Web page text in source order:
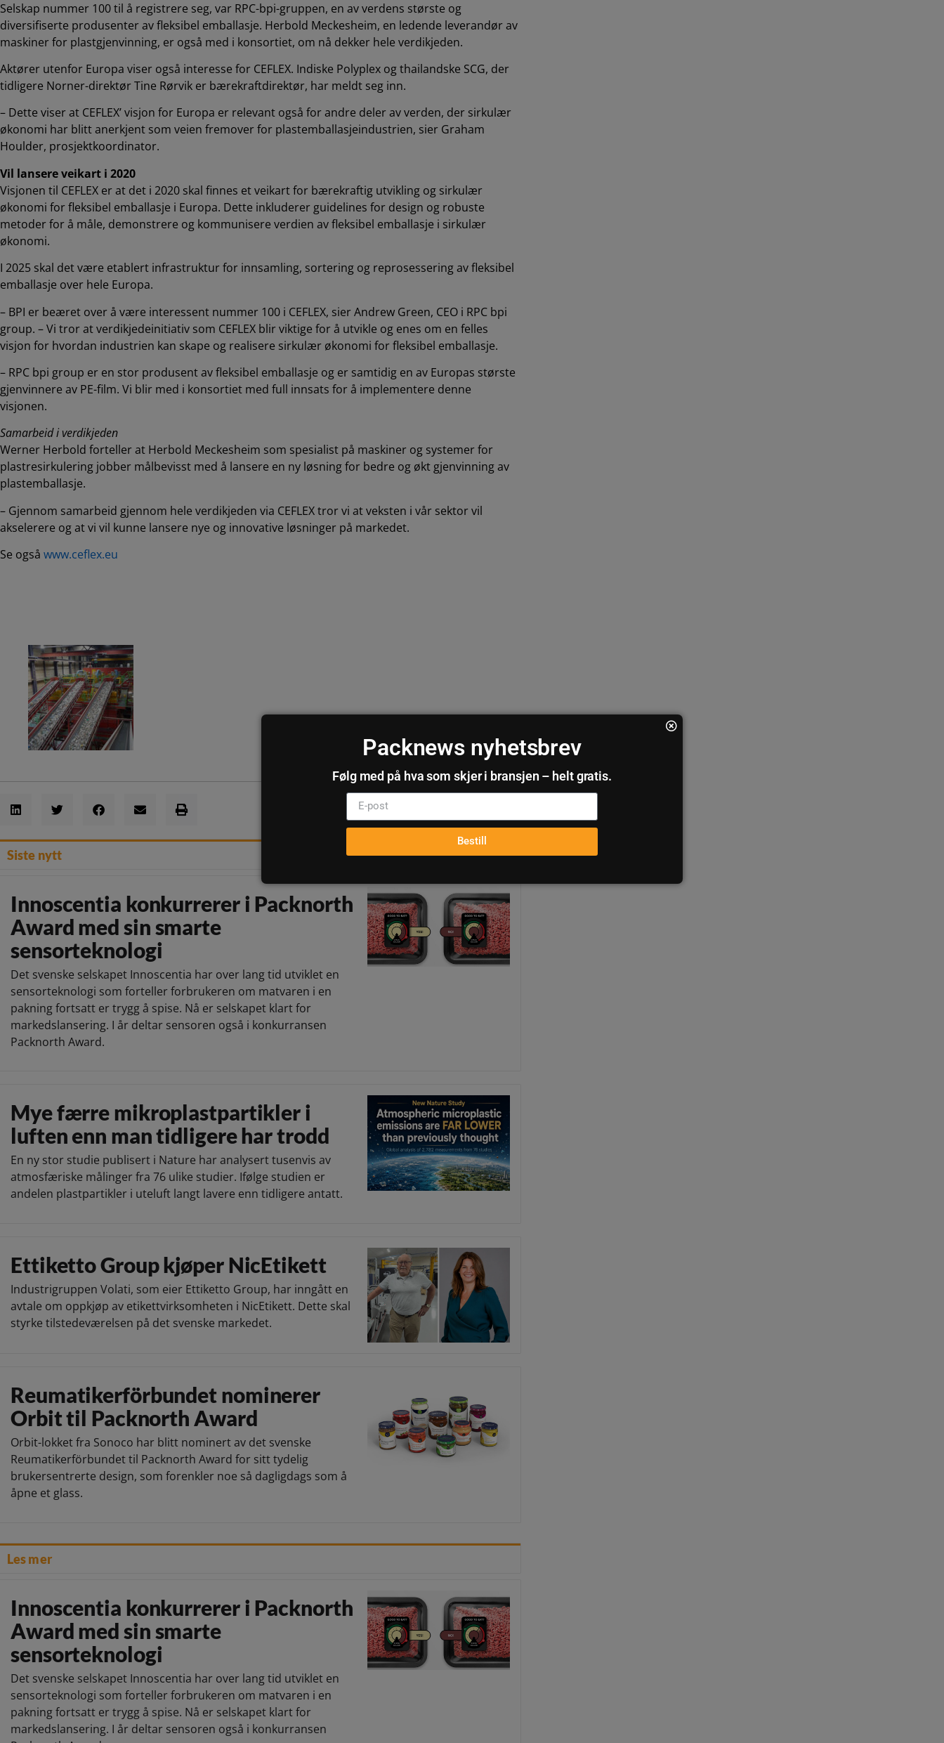
Selskap nummer 100 til å registrere seg, var RPC-bpi-gruppen, en av verdens største og
diversifiserte produsenter av fleksibel emballasje. Herbold Meckesheim, en ledende leverandør av
maskiner for plastgjenvinning, er også med i konsortiet, om nå dekker hele verdikjeden.
Aktører utenfor Europa viser også interesse for CEFLEX. Indiske Polyplex og thailandske SCG, der
tidligere Norner-direktør Tine Rørvik er bærekraftdirektør, har meldt seg inn.
– Dette viser at CEFLEX’ visjon for Europa er relevant også for andre deler av verden, der sirkulær
økonomi har blitt anerkjent som veien fremover for plastemballasjeindustrien, sier Graham
Houlder, prosjektkoordinator.
Vil lansere veikart i 2020
Visjonen til CEFLEX er at det i 2020 skal finnes et veikart for bærekraftig utvikling og sirkulær
økonomi for fleksibel emballasje i Europa. Dette inkluderer guidelines for design og robuste
metoder for å måle, demonstrere og kommunisere verdien av fleksibel emballasje i sirkulær
økonomi.
I 2025 skal det være etablert infrastruktur for innsamling, sortering og reprosessering av fleksibel
emballasje over hele Europa.
– BPI er beæret over å være interessent nummer 100 i CEFLEX, sier Andrew Green, CEO i RPC bpi
group. – Vi tror at verdikjedeinitiativ som CEFLEX blir viktige for å utvikle og enes om en felles
visjon for hvordan industrien kan skape og realisere sirkulær økonomi for fleksibel emballasje.
– RPC bpi group er en stor produsent av fleksibel emballasje og er samtidig en av Europas største
gjenvinnere av PE-film. Vi blir med i konsortiet med full innsats for å implementere denne
visjonen.
Samarbeid i verdikjeden
Werner Herbold forteller at Herbold Meckesheim som spesialist på maskiner og systemer for
plastresirkulering jobber målbevisst med å lansere en ny løsning for bedre og økt gjenvinning av
plastemballasje.
– Gjennom samarbeid gjennom hele verdikjeden via CEFLEX tror vi at veksten i vår sektor vil
akselerere og at vi vil kunne lansere nye og innovative løsninger på markedet.
Se også www.ceflex.eu
Siste nytt
Innoscentia konkurrerer i Packnorth
Award med sin smarte
sensorteknologi
Det svenske selskapet Innoscentia har over lang tid utviklet en
sensorteknologi som forteller forbrukeren om matvaren i en
pakning fortsatt er trygg å spise. Nå er selskapet klart for
markedslansering. I år deltar sensoren også i konkurransen
Packnorth Award.
Mye færre mikroplastpartikler i
luften enn man tidligere har trodd
En ny stor studie publisert i Nature har analysert tusenvis av
atmosfæriske målinger fra 76 ulike studier. Ifølge studien er
andelen plastpartikler i uteluft langt lavere enn tidligere antatt.
Ettiketto Group kjøper NicEtikett
Industrigruppen Volati, som eier Ettiketto Group, har inngått en
avtale om oppkjøp av etikettvirksomheten i NicEtikett. Dette skal
styrke tilstedeværelsen på det svenske markedet.
Reumatikerförbundet nominerer
Orbit til Packnorth Award
Orbit-lokket fra Sonoco har blitt nominert av det svenske
Reumatikerförbundet til Packnorth Award for sitt tydelig
brukersentrerte design, som forenkler noe så dagligdags som å
åpne et glass.
Les mer
Innoscentia konkurrerer i Packnorth
Award med sin smarte
sensorteknologi
Det svenske selskapet Innoscentia har over lang tid utviklet en
sensorteknologi som forteller forbrukeren om matvaren i en
pakning fortsatt er trygg å spise. Nå er selskapet klart for
markedslansering. I år deltar sensoren også i konkurransen
Packnews nyhetsbrev
Følg med på hva som skjer i bransjen – helt gratis.
Bestill